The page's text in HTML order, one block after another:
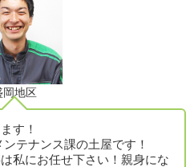
岡地区
す！
テナンス課の土屋です！
私にお任せ下さい！親身にな